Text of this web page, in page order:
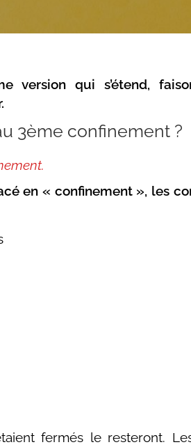
version qui s’étend,
3ème confinement ?
.
en « confinement », les
fermés le resteront.